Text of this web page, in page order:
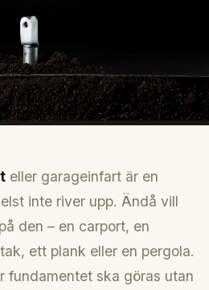
– så görs fundament
eller garageinfart är en
inte river upp. Ändå vill
den – en carport, en
ett plank eller en pergola.
fundamentet ska göras utan